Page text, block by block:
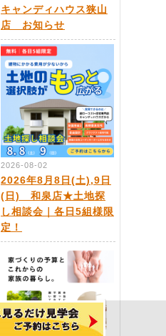
キャンディハウス狭山
店 お知らせ
2026-08-02
2026年8月8日(土),9日
(日) 和泉店★土地探
し相談会｜各日5組様限
定！